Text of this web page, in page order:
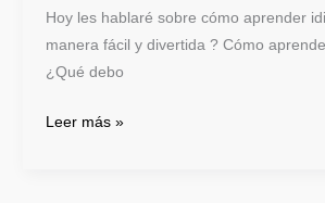
Hoy les hablaré sobre cómo aprender
manera fácil y divertida ? Cómo
¿Qué debo
Leer más »